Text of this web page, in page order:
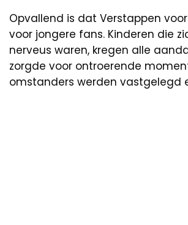
Opvallend is dat Verstappen
voor jongere fans. Kinderen die
nerveus waren, kregen alle
zorgde voor ontroerende
omstanders werden vastgelegd